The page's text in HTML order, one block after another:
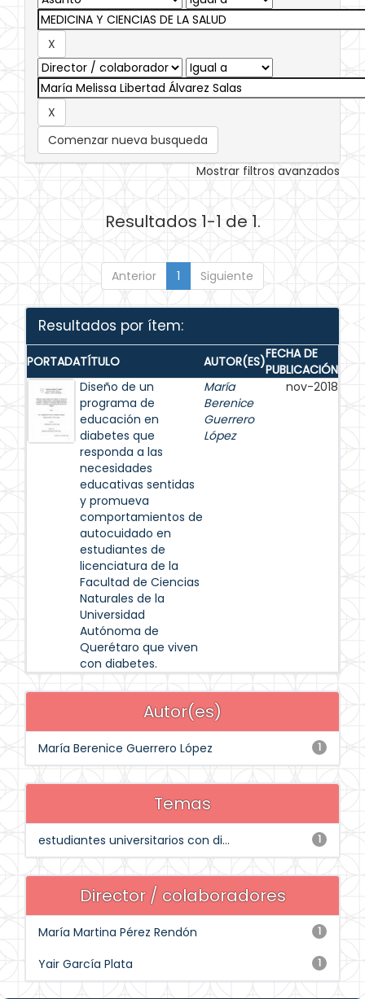
Comenzar nueva busqueda
Mostrar filtros avanzados
Resultados 1-1 de 1.
Anterior 1 Siguiente
Resultados por ítem:
PORTADATÍTULO AUTOR(ES)FECHA DE
PUBLICACIÓN
Diseño de un
programa de
educación en
diabetes que
responda a las
necesidades
educativas sentidas
y promueva
comportamientos de
autocuidado en
estudiantes de
licenciatura de la
Facultad de Ciencias
Naturales de la
Universidad
Autónoma de
Querétaro que viven
con diabetes.
María
Berenice
Guerrero
López
nov-2018
Autor(es)
1
María Berenice Guerrero López
Temas
1
estudiantes universitarios con di...
Director / colaboradores
1
María Martina Pérez Rendón
1
Yair García Plata